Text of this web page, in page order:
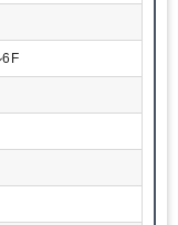
ィング、企業再生の
な案件を経験させ